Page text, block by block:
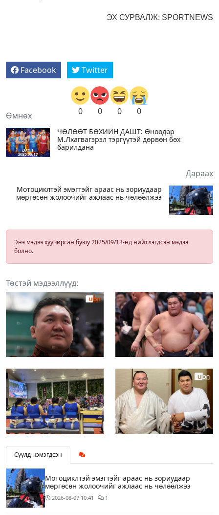
ЭХ СУРВАЛЖ: SPORTNEWS
Facebook Twitter
0 0 0 0
Өмнөх
ЧӨЛӨӨТ БӨХИЙН ДАШТ: Өнөөдөр
М.Лхагвагэрэл тэргүүтэй дөрвөн бөх
барилдана
Дараах
Мотоциклтэй эмэгтэйг араас нь зориудаар
мөргөсөн жолоочийг ажлаас нь чөлөөлжээ
Энэ мэдээ хуучирсан буюу 2025/09/13-нд нийтлэгдсэн мэдээ
болно.
Төстэй мэдээллүүд:
Сүүлд нэмэгдсэн
Мотоциклтэй эмэгтэйг араас нь зориудаар
мөргөсөн жолоочийг ажлаас нь чөлөөлжээ
2026-08-07 10:41 1